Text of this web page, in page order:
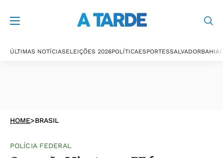
ÚLTIMAS NOTÍCIASELEIÇÕES 2026POLÍTICAESPORTESSALVADORBAHIA
HOME>BRASIL
POLÍCIA FEDERAL